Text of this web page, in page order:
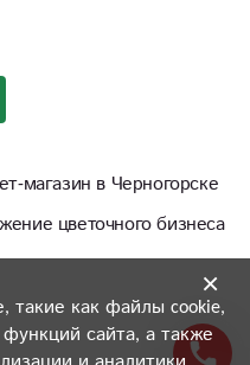
такие как файлы cookie,
сайта, а также
×
магазин в Черногорске
цветочного бизнеса